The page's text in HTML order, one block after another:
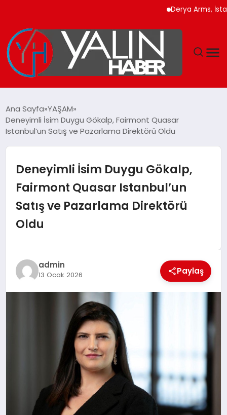
Derya Arms,
SPOR
EKONOMİ
YAŞAM
TEKNOLOJİ
Ana Sayfa YAŞAM
Deneyimli İsim Duygu Gökalp, Fairmont Quasar
Istanbul’un Satış ve Pazarlama Direktörü Oldu
Deneyimli İsim Duygu Gökalp,
Fairmont Quasar Istanbul’un
Satış ve Pazarlama Direktörü
Oldu
admin
13 Ocak 2026 Paylaş